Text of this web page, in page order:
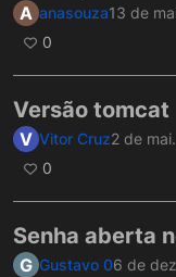
A anasouza13 de
0
Versão tomcat
V Vitor Cruz2 de
0
Senha aberta
G Gustavo 06 de